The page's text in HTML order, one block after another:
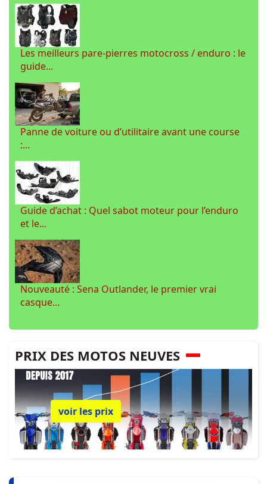
Les meilleurs pare-pierres motocross / enduro : le
guide...
Panne de voiture ou d’utilitaire avant une course
:...
Guide d’achat : Quel sabot moteur pour l’enduro
et le...
Nouveauté : Sena Outlander, le premier vrai
casque...
PRIX DES MOTOS NEUVES
voir les prix